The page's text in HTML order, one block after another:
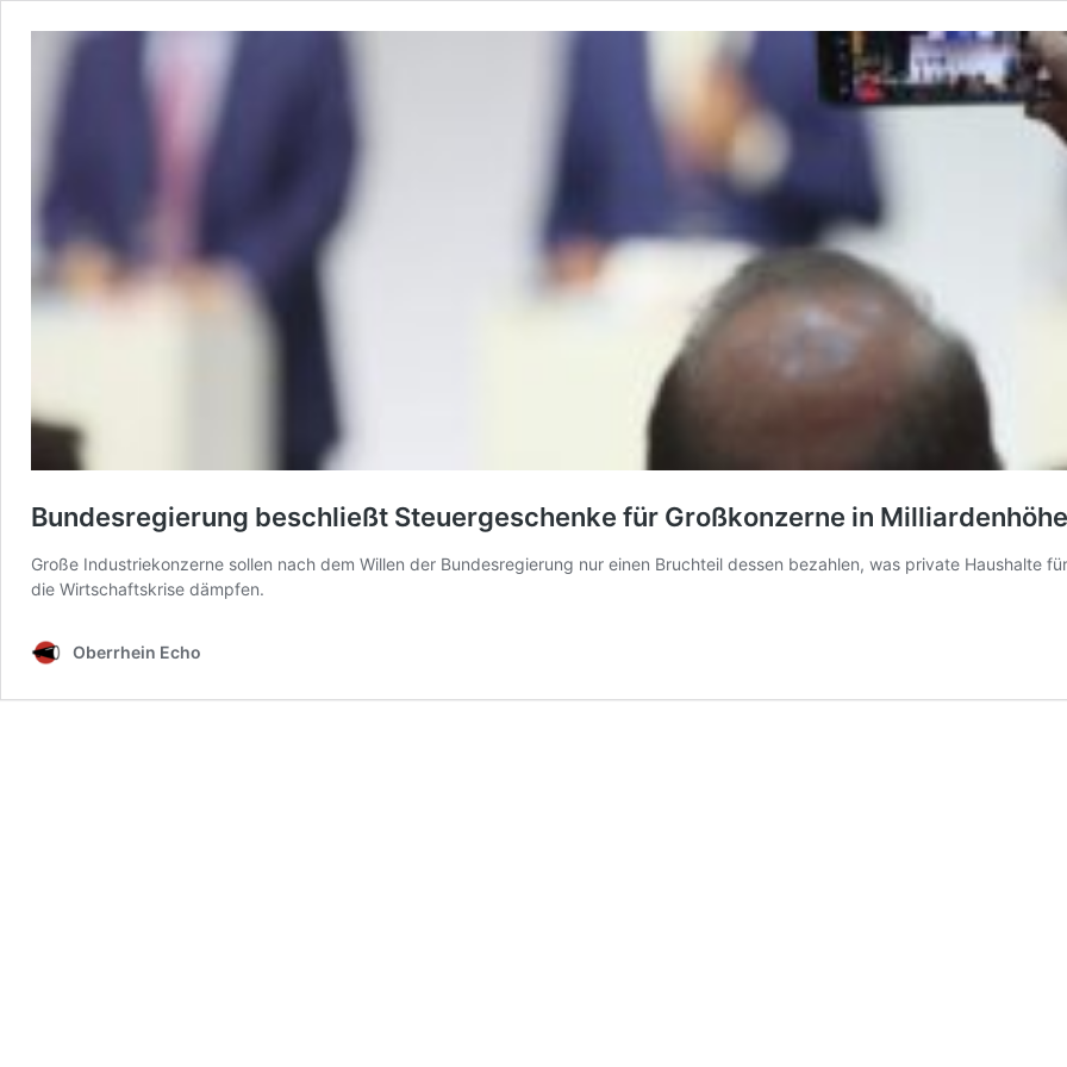
Bundesregierung beschließt Steuergeschenke für Großkonzerne in Milliardenhöhe
Große Industriekonzerne sollen nach dem Willen der Bundesregierung nur einen Bruchteil dessen bezahlen, was private Haushalte
die Wirtschaftskrise dämpfen.
Oberrhein Echo